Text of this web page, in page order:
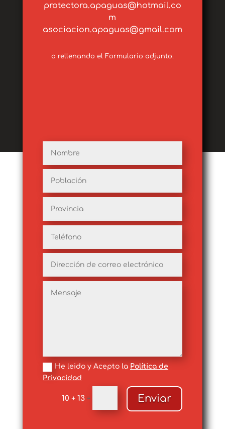
protectora.apaguas@hotmail.co
m
asociacion.apaguas@gmail.com
o rellenando el Formulario adjunto.
He leido y Acepto la Política de
Privacidad
10 + 13 = Enviar